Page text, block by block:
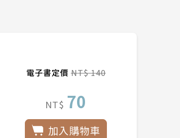
電子書定價NT$ 140
NT$ 70
加入購物車